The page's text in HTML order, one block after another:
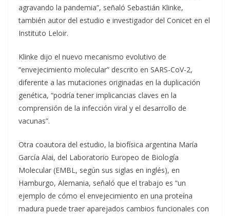
agravando la pandemia”, señaló Sebastián Klinke,
también autor del estudio e investigador del Conicet en el
Instituto Leloir.
Klinke dijo el nuevo mecanismo evolutivo de
“envejecimiento molecular” descrito en SARS-CoV-2,
diferente a las mutaciones originadas en la duplicación
genética, “podría tener implicancias claves en la
comprensión de la infección viral y el desarrollo de
vacunas”.
Otra coautora del estudio, la biofísica argentina María
García Alai, del Laboratorio Europeo de Biología
Molecular (EMBL, según sus siglas en inglés), en
Hamburgo, Alemania, señaló que el trabajo es “un
ejemplo de cómo el envejecimiento en una proteína
madura puede traer aparejados cambios funcionales con